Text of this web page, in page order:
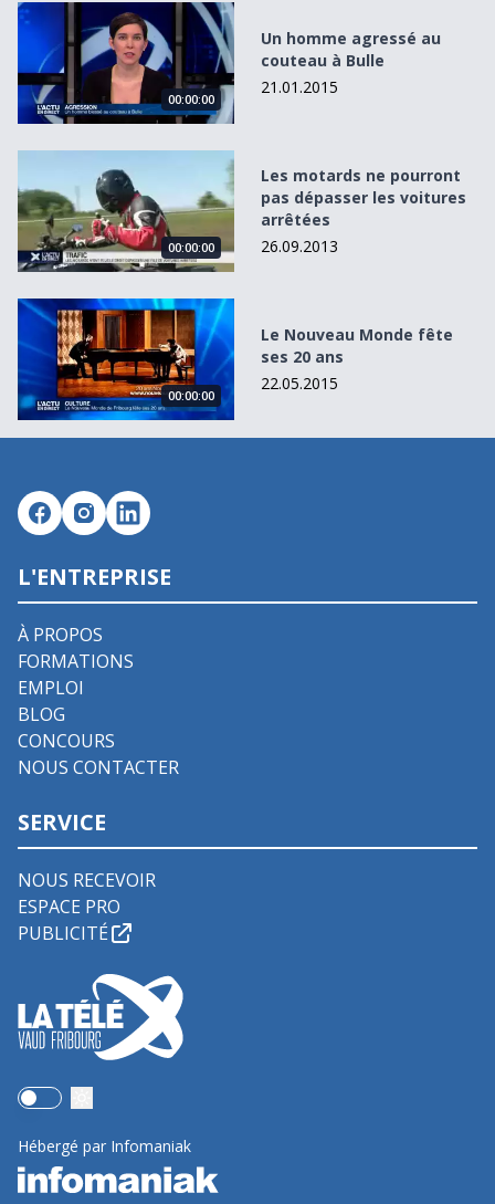
Un homme agressé au couteau à Bulle
00:00:00
Un homme agressé au
couteau à Bulle
21.01.2015
Les motards ne pourront pas dépasser les voitures
00:00:00
Les motards ne pourront
pas dépasser les voitures
arrêtées
26.09.2013
Le Nouveau Monde fête ses 20 ans
00:00:00
Le Nouveau Monde fête
ses 20 ans
22.05.2015
L'ENTREPRISE
À PROPOS
FORMATIONS
EMPLOI
BLOG
CONCOURS
NOUS CONTACTER
SERVICE
NOUS RECEVOIR
ESPACE PRO
PUBLICITÉ
Use setting
Hébergé par Infomaniak